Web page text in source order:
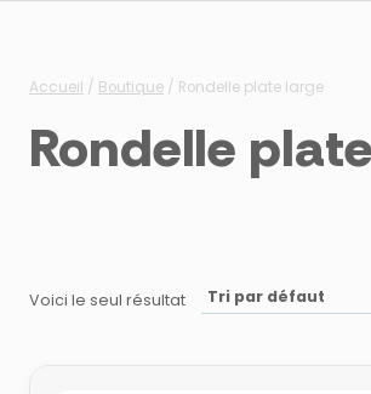
Accueil / Boutique / Rondelle plate large
Rondelle
Voici le seul résultat